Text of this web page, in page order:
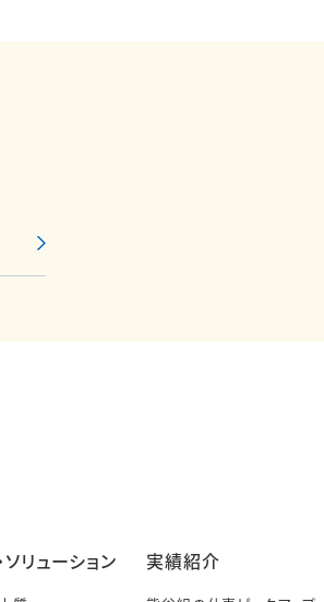
ソリューション 実績紹介